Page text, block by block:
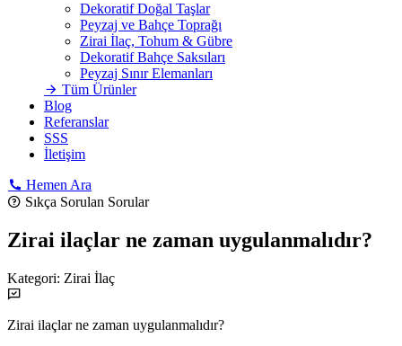
Dekoratif Doğal Taşlar
Peyzaj ve Bahçe Toprağı
Zirai İlaç, Tohum & Gübre
Dekoratif Bahçe Saksıları
Peyzaj Sınır Elemanları
Tüm Ürünler
Blog
Referanslar
SSS
İletişim
Hemen Ara
Sıkça Sorulan Sorular
Zirai ilaçlar ne zaman uygulanmalıdır?
Kategori: Zirai İlaç
Zirai ilaçlar ne zaman uygulanmalıdır?